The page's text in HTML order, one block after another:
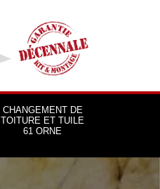
CHANGEMENT DE
TOITURE ET TUILE
61 ORNE